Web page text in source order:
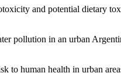
and potential dietary
pollution in an urban
human health in urban